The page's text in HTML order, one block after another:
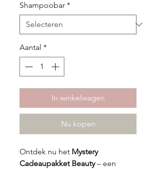
Shampoobar *
Aantal *
In winkelwagen
Nu kopen
Ontdek nu het Mystery
Cadeaupakket Beauty– een